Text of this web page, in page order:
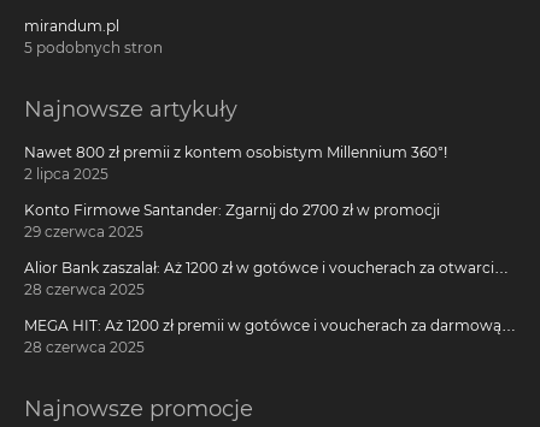
mirandum.pl
5 podobnych stron
Najnowsze artykuły
Nawet 800 zł premii z kontem osobistym Millennium 360°!
2 lipca 2025
Konto Firmowe Santander: Zgarnij do 2700 zł w promocji
29 czerwca 2025
Alior Bank zaszalał: Aż 1200 zł w gotówce i voucherach za otwarcie
darmowego konta!
28 czerwca 2025
MEGA HIT: Aż 1200 zł premii w gotówce i voucherach za darmową
kartę kredytową Citi Simplicity
28 czerwca 2025
Najnowsze promocje